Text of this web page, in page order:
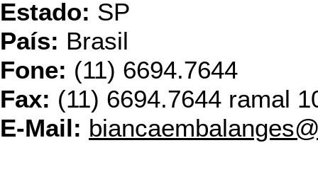
Estado: SP
País: Brasil
Fone: (11) 6694.7644
Fax: (11) 6694.7644 ramal
E-Mail: